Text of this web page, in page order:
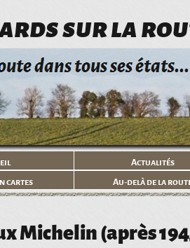
sur la
Actualités
cartes
Au-delà de la
Michelin (après